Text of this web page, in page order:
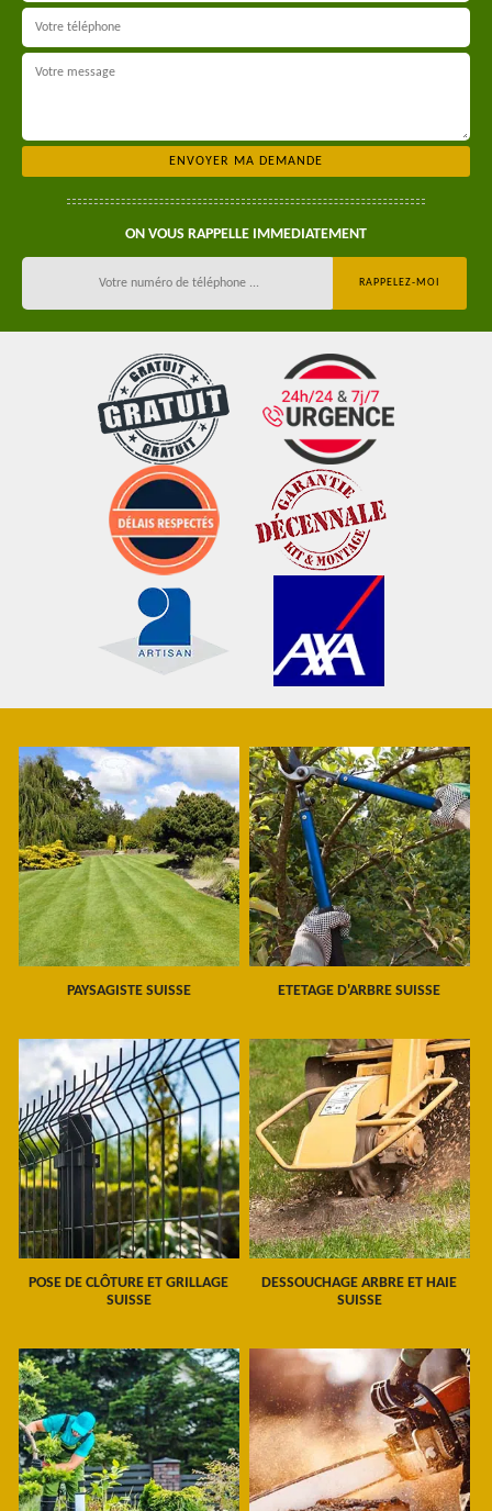
ON VOUS RAPPELLE IMMEDIATEMENT
PAYSAGISTE SUISSE ETETAGE D'ARBRE SUISSE
POSE DE CLÔTURE ET GRILLAGE
SUISSE
DESSOUCHAGE ARBRE ET HAIE
SUISSE